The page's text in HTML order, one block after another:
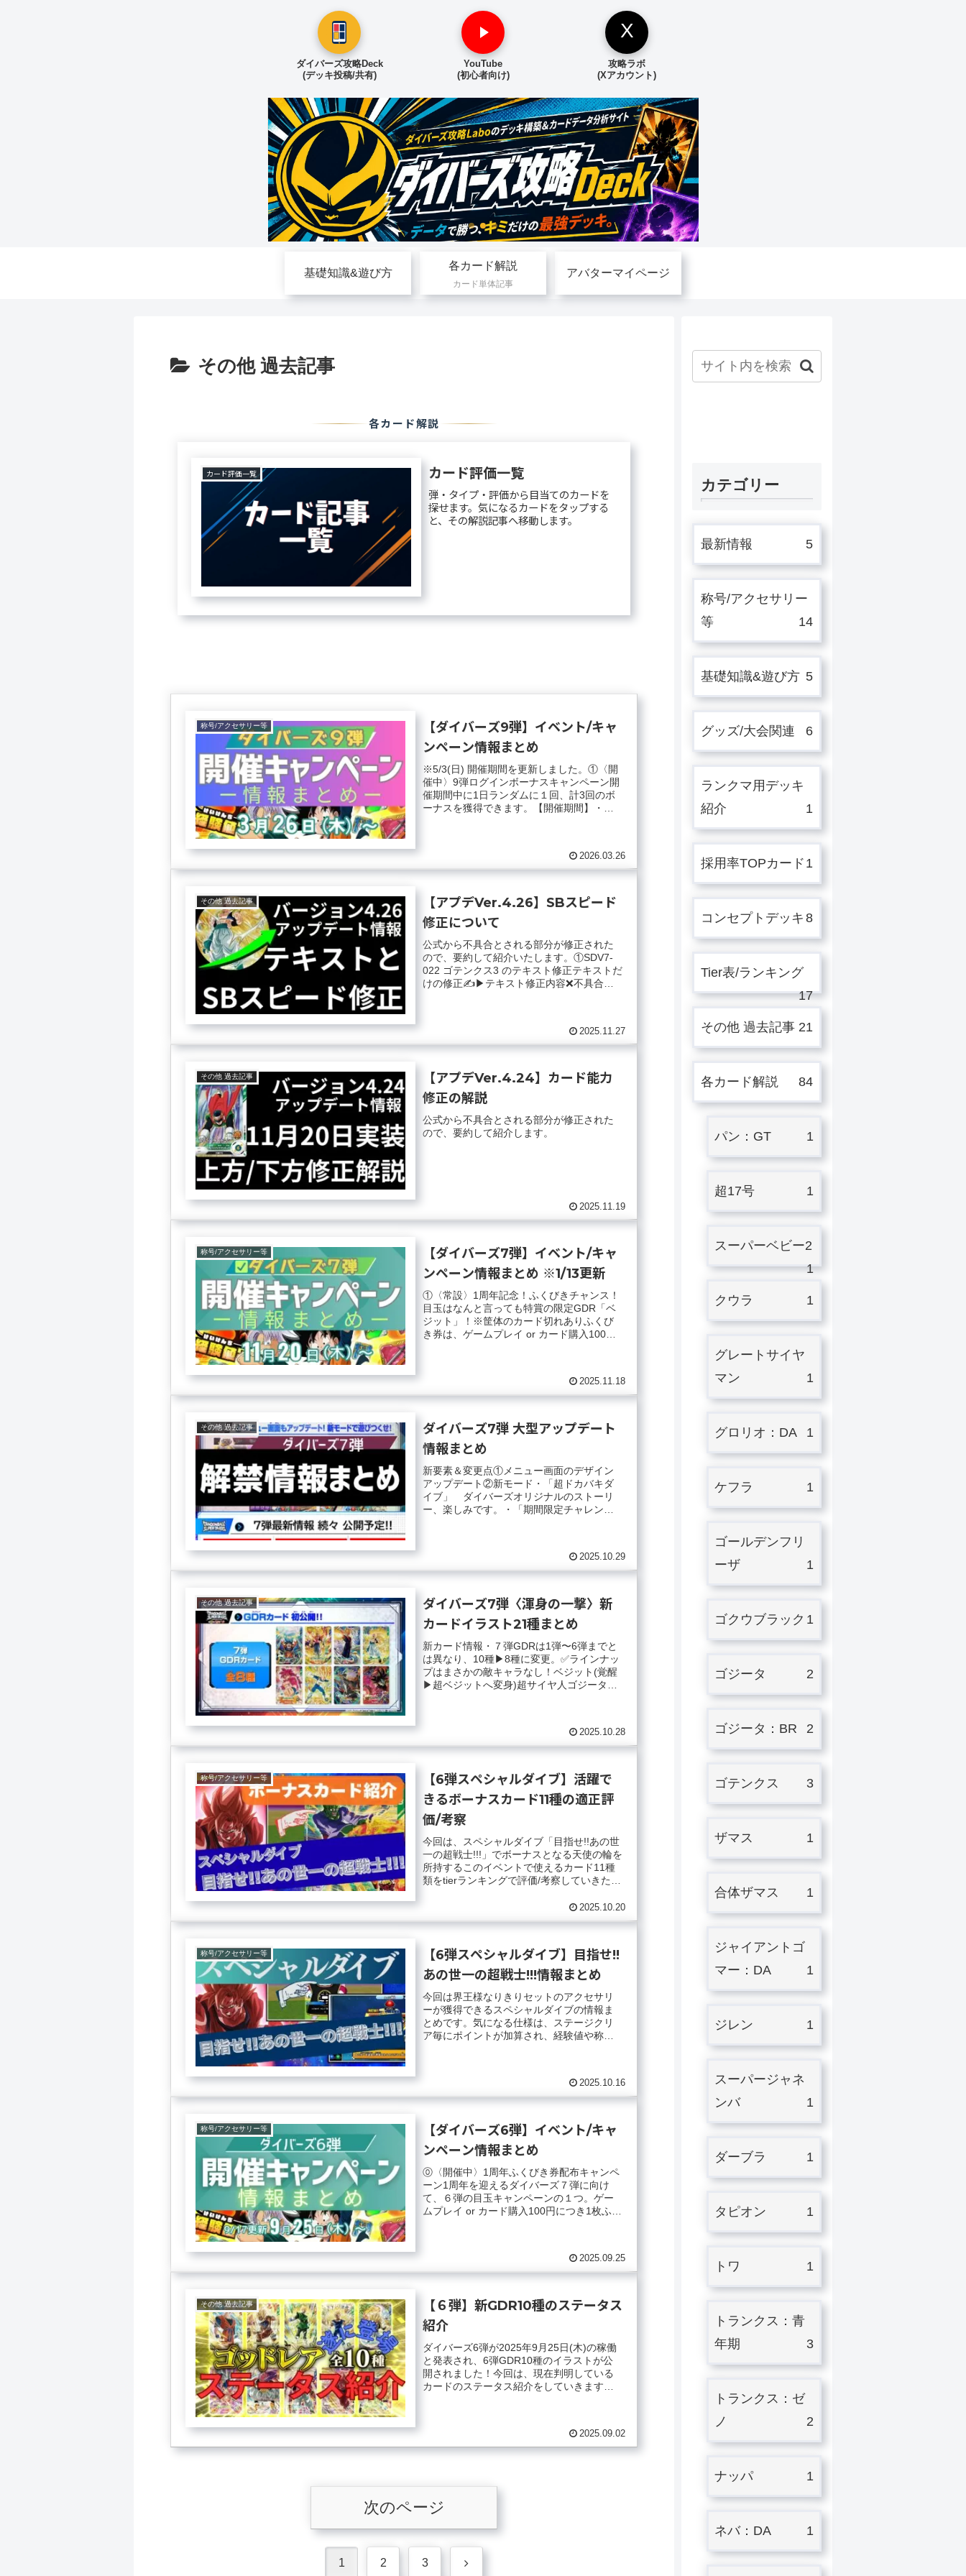
ダイバーズ攻略Deck
(デッキ投稿/共有)
YouTube
(初心者向け)
X
攻略ラボ
(Xアカウント)
基礎知識&遊び方
各カード解説
カード単体記事
アバターマイページ
その他 過去記事
各カード解説
カード評価一覧 カード評価一覧
弾・タイプ・評価から目当てのカードを
探せます。気になるカードをタップする
と、その解説記事へ移動します。
称号/アクセサリー等
【ダイバーズ9弾】イベント/キャ
ンペーン情報まとめ
※5/3(日) 開催期間を更新しました。①〈開
催中〉9弾ログインボーナスキャンペーン開
催期間中に1日ランダムに１回、計3回のボ
ーナスを獲得できます。【開催期間】・
2026.03.26
その他 過去記事
【アプデVer.4.26】SBスピード
修正について
公式から不具合とされる部分が修正された
ので、要約して紹介いたします。①SDV7-
022 ゴテンクス3 のテキスト修正テキストだ
けの修正✍️▶︎テキスト修正内容❌不具合ス
2025.11.27
その他 過去記事
【アプデVer.4.24】カード能力
修正の解説
公式から不具合とされる部分が修正された
ので、要約して紹介します。
2025.11.19
称号/アクセサリー等
【ダイバーズ7弾】イベント/キャ
ンペーン情報まとめ ※1/13更新
①〈常設〉1周年記念！ふくびきチャンス！
目玉はなんと言っても特賞の限定GDR「ベ
ジット」！※筐体のカード切れありふくび
き券は、ゲームプレイ or カード購入100円
2025.11.18
その他 過去記事
ダイバーズ7弾 大型アップデート
情報まとめ
新要素＆変更点①メニュー画面のデザイン
アップデート②新モード・「超ドカバキダ
イブ」 ダイバーズオリジナルのストーリ
ー、楽しみです。・「期間限定チャレンジ
2025.10.29
その他 過去記事
ダイバーズ7弾〈渾身の一撃〉新
カードイラスト21種まとめ
新カード情報・７弾GDRは1弾〜6弾までと
は異なり、10種▶︎8種に変更。✅ラインナッ
プはまさかの敵キャラなし！ベジット(覚醒
▶︎超ベジットへ変身)超サイヤ人ゴジータ超
2025.10.28
称号/アクセサリー等
【6弾スペシャルダイブ】活躍で
きるボーナスカード11種の適正評
価/考察
今回は、スペシャルダイブ「目指せ!!あの世
一の超戦士!!!」でボーナスとなる天使の輪を
所持するこのイベントで使えるカード11種
類をtierランキングで評価/考察していきたい
2025.10.20
称号/アクセサリー等
【6弾スペシャルダイブ】目指せ!!
あの世一の超戦士!!!情報まとめ
今回は界王様なりきりセットのアクセサリ
ーが獲得できるスペシャルダイブの情報ま
とめです。気になる仕様は、ステージクリ
ア毎にポイントが加算され、経験値や称
2025.10.16
称号/アクセサリー等
【ダイバーズ6弾】イベント/キャ
ンペーン情報まとめ
⓪〈開催中〉1周年ふくびき券配布キャンペ
ーン1周年を迎えるダイバーズ７弾に向け
て、６弾の目玉キャンペーンの１つ。ゲー
ムプレイ or カード購入100円につき1枚ふく
2025.09.25
その他 過去記事
【６弾】新GDR10種のステータス
紹介
ダイバーズ6弾が2025年9月25日(木)の稼働
と発表され、6弾GDR10種のイラストが公
開されました！今回は、現在判明している
カードのステータス紹介をしていきます。
2025.09.02
次のページ
1 2 3 次
カテゴリー
最新情報 5
称号/アクセサリー
等
14
基礎知識&遊び方 5
グッズ/大会関連 6
ランクマ用デッキ
紹介
1
採用率TOPカード 1
コンセプトデッキ 8
Tier表/ランキング
17
その他 過去記事 21
各カード解説 84
パン：GT 1
超17号 1
スーパーベビー2
1
クウラ 1
グレートサイヤ
マン
1
グロリオ：DA 1
ケフラ 1
ゴールデンフリ
ーザ
1
ゴクウブラック 1
ゴジータ 2
ゴジータ：BR 2
ゴテンクス 3
ザマス 1
合体ザマス 1
ジャイアントゴ
マー：DA
1
ジレン 1
スーパージャネ
ンバ
1
ダーブラ 1
タピオン 1
トワ 1
トランクス：青
年期
3
トランクス：ゼ
ノ
2
ナッパ 1
ネバ：DA 1